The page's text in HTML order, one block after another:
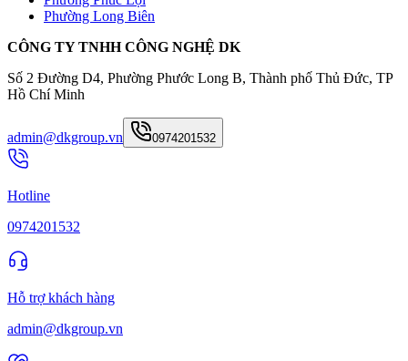
Phường Long Biên
CÔNG TY TNHH CÔNG NGHỆ DK
Số 2 Đường D4, Phường Phước Long B, Thành phố Thủ Đức, TP
Hồ Chí Minh
admin@dkgroup.vn 0974201532
Hotline
0974201532
Hỗ trợ khách hàng
admin@dkgroup.vn